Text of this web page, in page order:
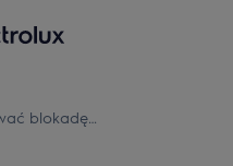
blokadę